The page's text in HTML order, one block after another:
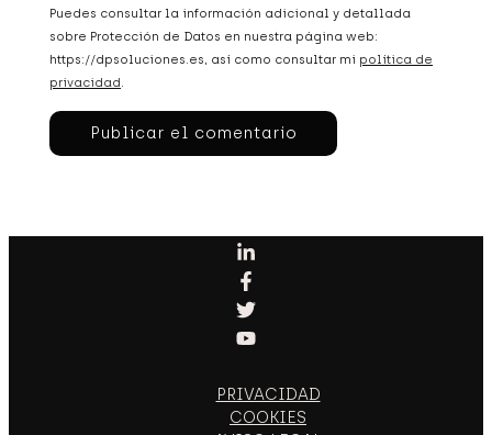
Puedes consultar la información adicional y detallada
sobre Protección de Datos en nuestra página web:
https://dpsoluciones.es, así como consultar mi política de
privacidad.
PRIVACIDAD
COOKIES